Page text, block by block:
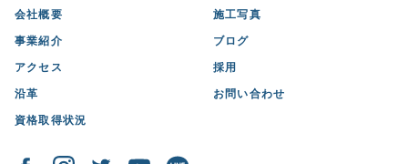
会社概要
事業紹介
アクセス
沿革
資格取得状況
施工写真
ブログ
採用
お問い合わせ